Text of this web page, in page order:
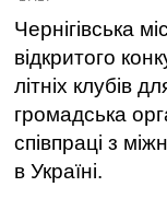
Чернігівська
відкритого
літніх клубів
громадська
співпраці з
в Україні.